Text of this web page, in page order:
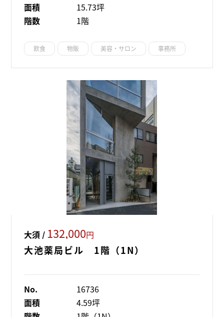
面積
15.73坪
階数
1階
飲食 物販 美容・サロン 事務所
大須 / 132,000円
大池薬局ビル 1階（1N）
No.
16736
面積
4.59坪